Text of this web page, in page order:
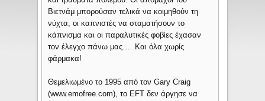
Βιετνάμ μπορούσαν τελικά να κοιμηθούν τη
νύχτα, οι καπνιστές να σταματήσουν το
κάπνισμα και οι παραλυτικές φοβίες έχασαν
τον έλεγχο πάνω μας…. Και όλα χωρίς
φάρμακα!
Θεμελιωμένο το 1995 από τον Gary Craig
(www.emofree.com), το EFT δεν άργησε να